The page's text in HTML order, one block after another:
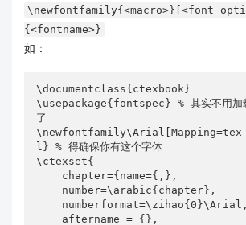
\newfontfamily{<macro>}[<font
{<fontname>}
如：
\documentclass{ctexbook}
\usepackage{fontspec} % 其实不用加
了
l} % 得确保你有这个字体
\ctexset{